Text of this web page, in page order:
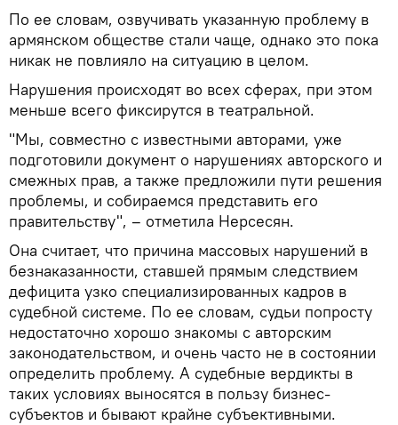
По ее словам, озвучивать указанную проблему в
армянском обществе стали чаще, однако это пока
никак не повлияло на ситуацию в целом.
Нарушения происходят во всех сферах, при этом
меньше всего фиксирутся в театральной.
"Мы, совместно с известными авторами, уже
подготовили документ о нарушениях авторского и
смежных прав, а также предложили пути решения
проблемы, и собираемся представить его
правительству", – отметила Нерсесян.
Она считает, что причина массовых нарушений в
безнаказанности, ставшей прямым следствием
дефицита узко специализированных кадров в
судебной системе. По ее словам, судьи попросту
недостаточно хорошо знакомы с авторским
законодательством, и очень часто не в состоянии
определить проблему. А судебные вердикты в
таких условиях выносятся в пользу бизнес-
субъектов и бывают крайне субъективными.